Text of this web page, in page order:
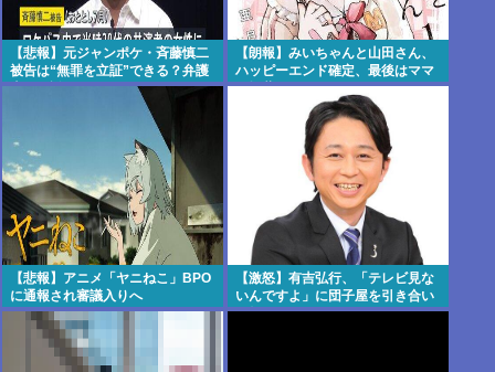
【悲報】元ジャンポケ・斉藤慎二
被告は“無罪を立証”できる？弁護
士が解説
【朗報】みいちゃんと山田さん、
ハッピーエンド確定、最後はママ
に埋葬される
【悲報】アニメ「ヤニねこ」BPO
に通報され審議入りへ
【激怒】有吉弘行、「テレビ見な
いんですよ」に団子屋を引き合い
に怒り